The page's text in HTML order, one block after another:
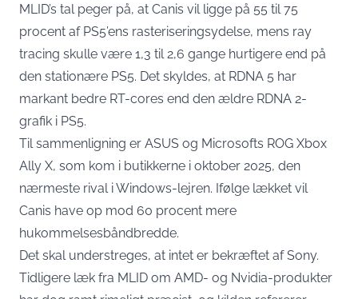
MLID’s tal peger på, at Canis vil ligge på 55 til 75
procent af PS5’ens rasteriseringsydelse, mens ray
tracing skulle være 1,3 til 2,6 gange hurtigere end på
den stationære PS5. Det skyldes, at RDNA 5 har
markant bedre RT-cores end den ældre RDNA 2-
grafik i PS5.
Til sammenligning er ASUS og Microsofts ROG Xbox
Ally X, som kom i butikkerne i oktober 2025, den
nærmeste rival i Windows-lejren. Ifølge lækket vil
Canis have op mod 60 procent mere
hukommelsesbåndbredde.
Det skal understreges, at intet er bekræftet af Sony.
Tidligere læk fra MLID om AMD- og Nvidia-produkter